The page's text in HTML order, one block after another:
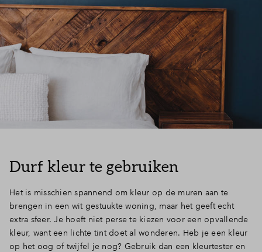
Inloggen
Durf kleur te gebruiken
Het is misschien spannend om kleur op de muren aan te
brengen in een wit gestuukte woning, maar het geeft echt
extra sfeer. Je hoeft niet perse te kiezen voor een opvallende
kleur, want een lichte tint doet al wonderen. Heb je een kleur
op het oog of twijfel je nog? Gebruik dan een kleurtester en